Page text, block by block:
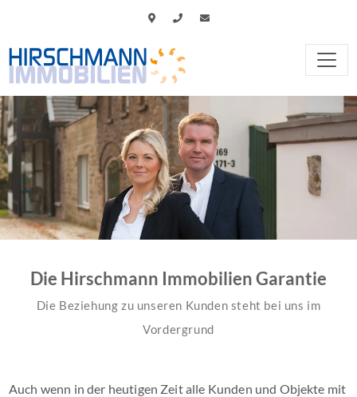
Die Hirschmann Immobilien Garantie
Die Beziehung zu unseren Kunden steht bei uns im
Vordergrund
Auch wenn in der heutigen Zeit alle Kunden und Objekte mit